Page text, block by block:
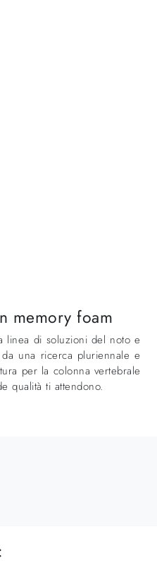
memory foam
linea di soluzioni del noto e
una ricerca pluriennale e
per la colonna vertebrale
qualità ti attendono.